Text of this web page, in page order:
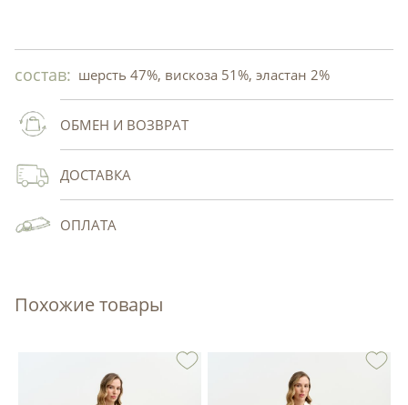
состав: шерсть 47%, вискоза 51%, эластан 2%
ОБМЕН И ВОЗВРАТ
ДОСТАВКА
ОПЛАТА
Похожие товары